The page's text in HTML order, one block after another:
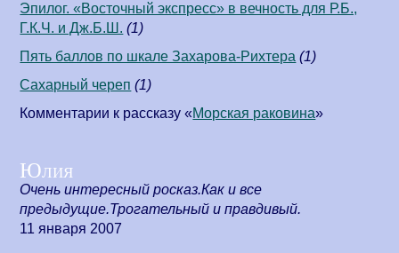
Эпилог. «Восточный экспресс» в вечность для Р.Б.,
Г.К.Ч. и Дж.Б.Ш. (1)
Пять баллов по шкале Захарова-Рихтера (1)
Сахарный череп (1)
Комментарии к рассказу «Морская раковина»
Юлия
Очень интересный росказ.Как и все
предыдущие.Трогательный и правдивый.
11 января 2007